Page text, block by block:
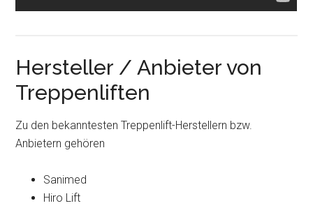
Hersteller / Anbieter von
Treppenliften
Zu den bekanntesten Treppenlift-Herstellern bzw.
Anbietern gehören
Sanimed
Hiro Lift